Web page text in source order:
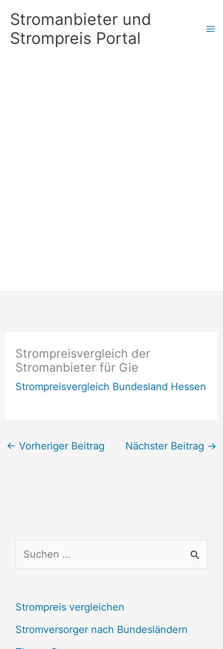
Inhalt
springen
Stromanbieter und
Strompreis Portal
Strompreisvergleich der
Stromanbieter für Gie
Strompreisvergleich Bundesland Hessen
← Vorheriger Beitrag Nächster Beitrag →
u
h
e
Strompreis vergleichen
Stromversorger nach Bundesländern